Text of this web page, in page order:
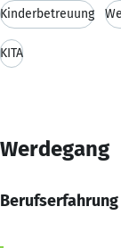
Kinderbetreuung
KITA
Werdegang